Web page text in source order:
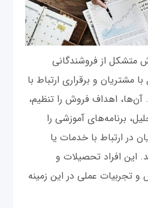
متشکل از فروشندگانی
مشتریان و برقراری ارتباط با
آن‌ها، اهداف فروش را تنظیم،
برنامه‌های آموزشی را
در ارتباط با خدمات یا
این افراد تحصیلات و
تجربیات عملی در این زمینه